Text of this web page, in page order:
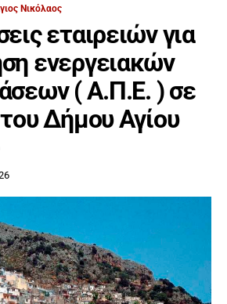
Νικόλαος
εταιρειών για
ενεργειακών
( Α.Π.Ε. ) σε
Δήμου Αγίου